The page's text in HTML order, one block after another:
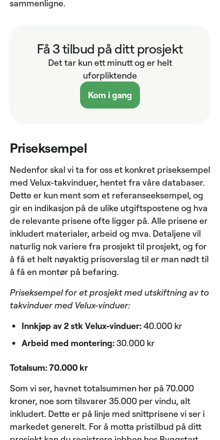
sammenligne.
Få 3 tilbud på ditt prosjekt
Det tar kun ett minutt og er helt
uforpliktende
Kom i gang
Priseksempel
Nedenfor skal vi ta for oss et konkret priseksempel
med Velux-takvinduer, hentet fra våre databaser.
Dette er kun ment som et referanseeksempel, og
gir en indikasjon på de ulike utgiftspostene og hva
de relevante prisene ofte ligger på. Alle prisene er
inkludert materialer, arbeid og mva. Detaljene vil
naturlig nok variere fra prosjekt til prosjekt, og for
å få et helt nøyaktig prisoverslag til er man nødt til
å få en montør på befaring.
Priseksempel for et prosjekt med utskiftning av to
takvinduer med Velux-vinduer:
Innkjøp av 2 stk Velux-vinduer:40.000 kr
Arbeid med montering:30.000 kr
Totalsum: 70.000 kr
Som vi ser, havnet totalsummen her på 70.000
kroner, noe som tilsvarer 35.000 per vindu, alt
inkludert. Dette er på linje med snittprisene vi ser i
markedet generelt. For å motta pristilbud på ditt